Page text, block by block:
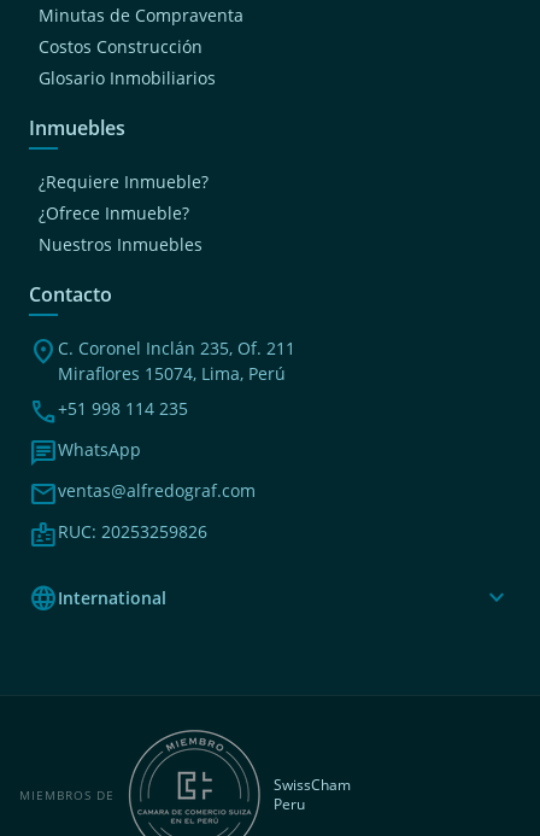
Minutas de Compraventa
Costos Construcción
Glosario Inmobiliarios
Inmuebles
¿Requiere Inmueble?
¿Ofrece Inmueble?
Nuestros Inmuebles
Contacto
location_on C. Coronel Inclán 235, Of. 211
Miraflores 15074, Lima, Perú
phone+51 998 114 235
chatWhatsApp
mailventas@alfredograf.com
badgeRUC: 20253259826
languageInternational expand_more
MIEMBROS DE
SwissCham
Peru